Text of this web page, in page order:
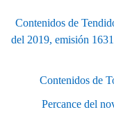
Contenidos de
del 2019, emisión
Contenidos de
Percance del